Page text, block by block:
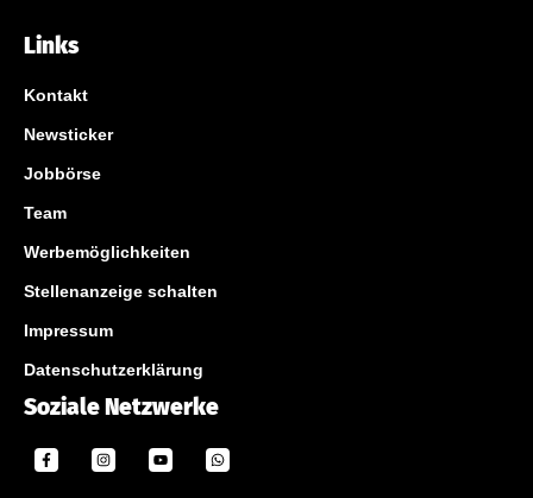
Links
Kontakt
Newsticker
Jobbörse
Team
Werbemöglichkeiten
Stellenanzeige schalten
Impressum
Datenschutzerklärung
Soziale Netzwerke